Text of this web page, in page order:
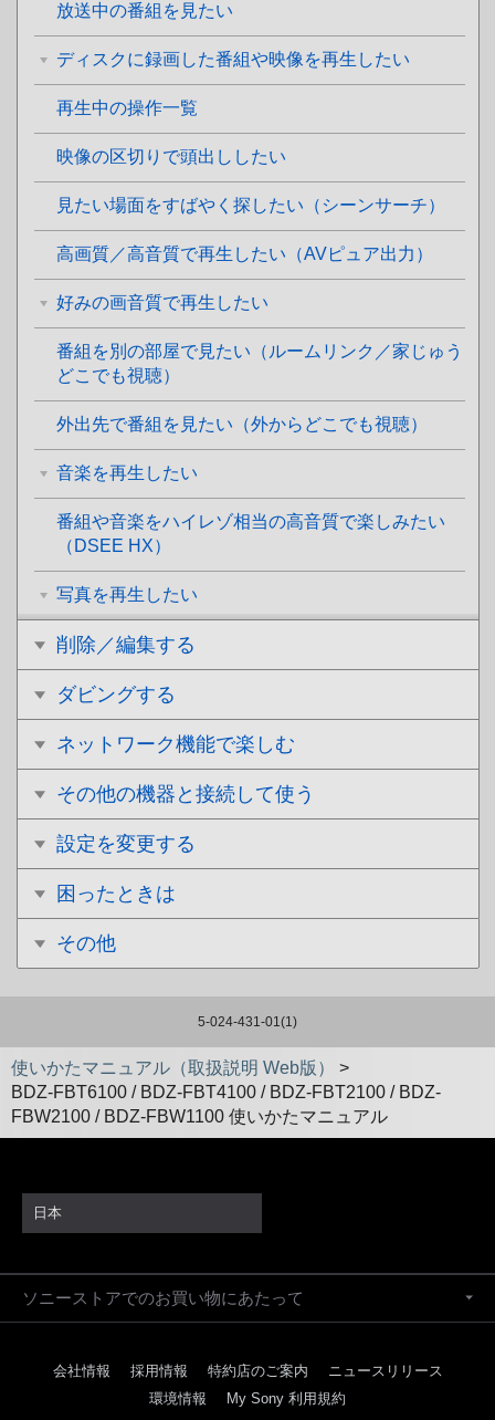
放送中の番組を見たい
ディスクに録画した番組や映像を再生したい
再生中の操作一覧
映像の区切りで頭出ししたい
見たい場面をすばやく探したい（シーンサーチ）
高画質／高音質で再生したい（AVピュア出力）
好みの画音質で再生したい
番組を別の部屋で見たい（ルームリンク／家じゅう
どこでも視聴）
外出先で番組を見たい（外からどこでも視聴）
音楽を再生したい
番組や音楽をハイレゾ相当の高音質で楽しみたい
（DSEE HX）
写真を再生したい
削除／編集する
ダビングする
ネットワーク機能で楽しむ
その他の機器と接続して使う
設定を変更する
困ったときは
その他
5-024-431-01(1)
使いかたマニュアル（取扱説明 Web版）
>
BDZ-FBT6100 / BDZ-FBT4100 / BDZ-FBT2100 / BDZ-
FBW2100 / BDZ-FBW1100 使いかたマニュアル
日本
ソニーストアでのお買い物にあたって
会社情報 採用情報 特約店のご案内
ニュースリリース
環境情報
My Sony 利用規約